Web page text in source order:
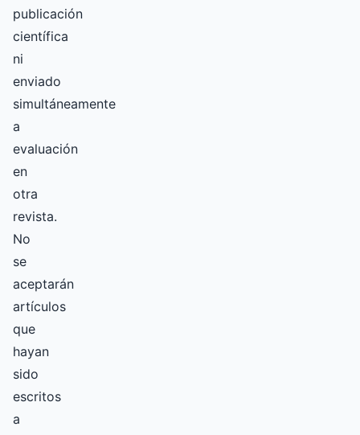
publicación
científica
ni
enviado
simultáneamente
a
evaluación
en
otra
revista.
No
se
aceptarán
artículos
que
hayan
sido
escritos
a